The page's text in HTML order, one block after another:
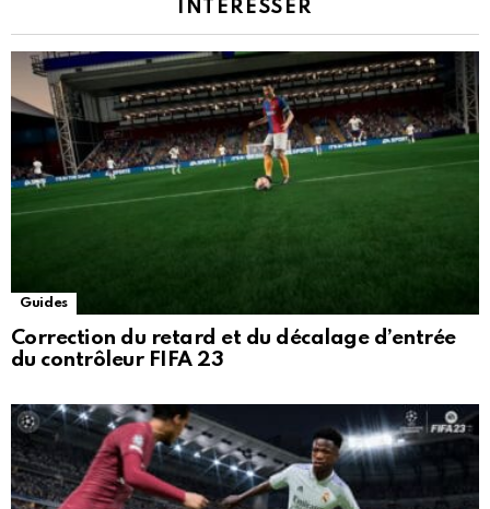
INTÉRESSER
Guides
Correction du retard et du décalage d’entrée
du contrôleur FIFA 23